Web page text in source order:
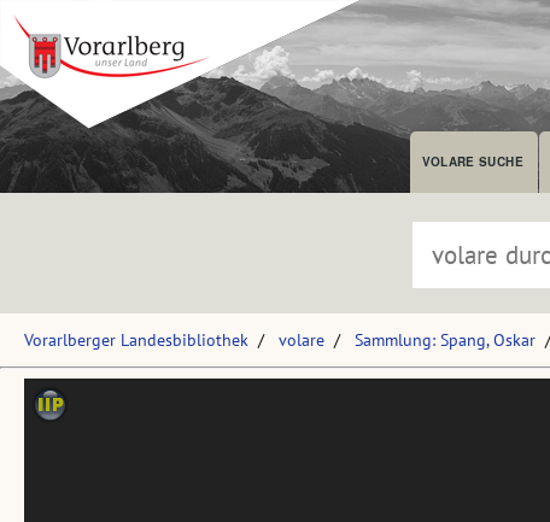
VOLARE SUCHE
Vorarlberger Landesbibliothek volare Sammlung: Spang, Oskar